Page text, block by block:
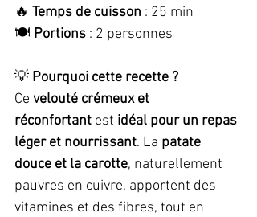
🔥 Temps de cuisson : 25 min
🍽️ Portions : 2 personnes
💡 Pourquoi cette recette ?
Ce velouté crémeux et
réconfortant est idéal pour un repas
léger et nourrissant. La patate
douce et la carotte, naturellement
pauvres en cuivre, apportent des
vitamines et des fibres, tout en